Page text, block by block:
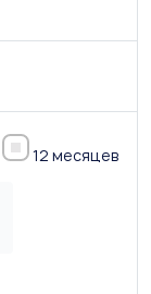
12 месяцев